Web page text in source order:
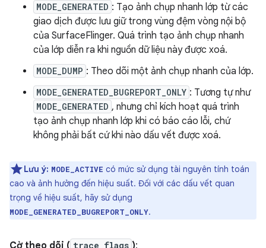
MODE_GENERATED : Tạo ảnh chụp nhanh lớp từ các
giao dịch được lưu giữ trong vùng đệm vòng nội bộ
của SurfaceFlinger. Quá trình tạo ảnh chụp nhanh
của lớp diễn ra khi nguồn dữ liệu này được xoá.
MODE_DUMP : Theo dõi một ảnh chụp nhanh của lớp.
MODE_GENERATED_BUGREPORT_ONLY : Tương tự như
MODE_GENERATED , nhưng chỉ kích hoạt quá trình
tạo ảnh chụp nhanh lớp khi có báo cáo lỗi, chứ
không phải bất cứ khi nào dấu vết được xoá.
Lưu ý: MODE_ACTIVE có mức sử dụng tài nguyên tính toán
cao và ảnh hưởng đến hiệu suất. Đối với các dấu vết quan
trọng về hiệu suất, hãy sử dụng
MODE_GENERATED_BUGREPORT_ONLY.
Cờ theo dõi ( trace_flags ):